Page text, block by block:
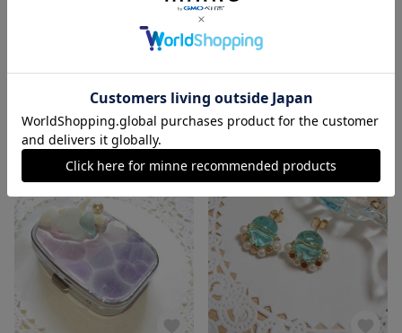
天使の羽 ピアス・イヤリング
展示中
展示中